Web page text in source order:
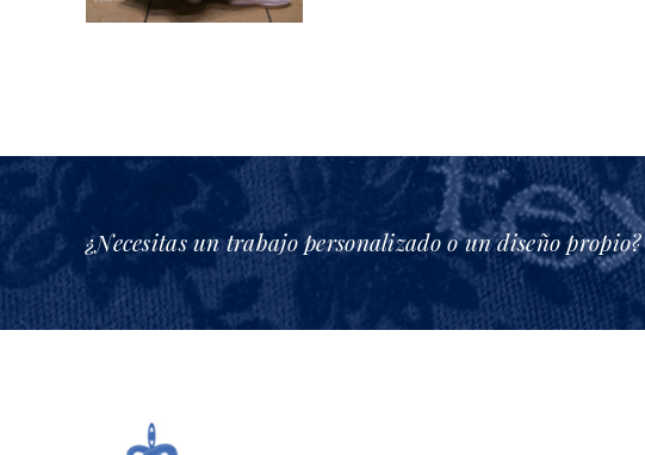
¿Necesitas un trabajo personalizado o un diseño propio?